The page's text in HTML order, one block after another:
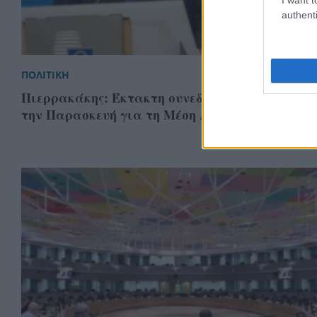
ΠΟΛΙΤΙΚΗ
Πιερρακάκης: Έκτακτη συνεδρίαση του
την Παρασκευή για τη Μέση Ανατολή